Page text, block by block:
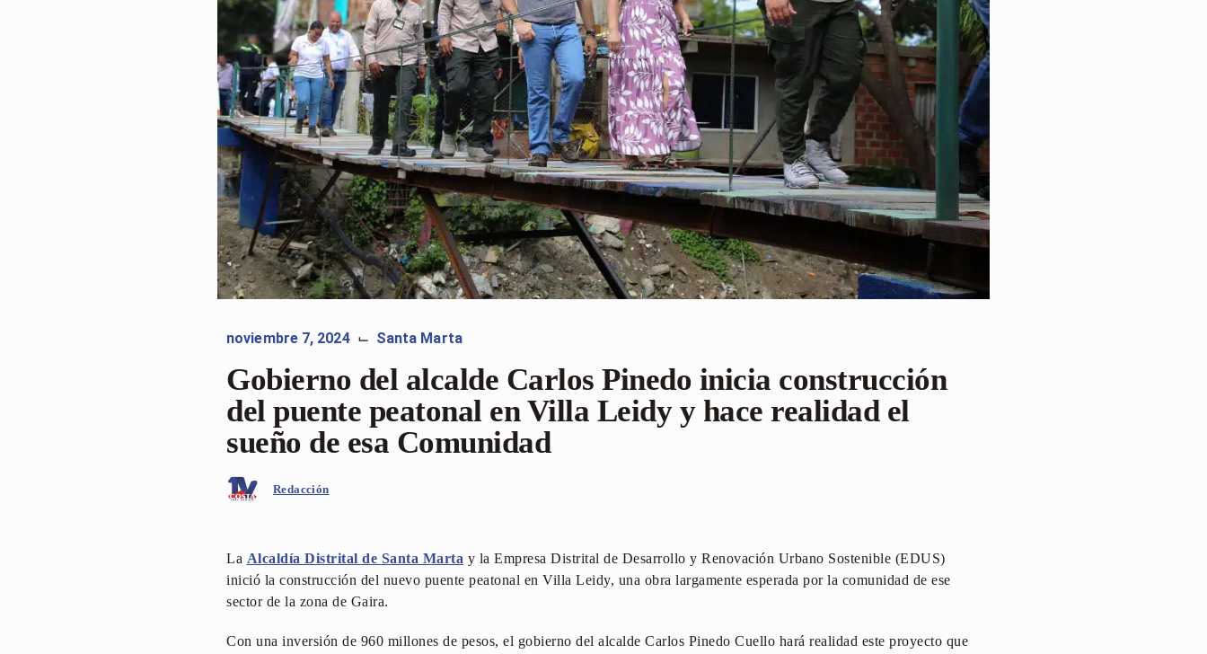
noviembre 7, 2024 ⌙ Santa Marta
Gobierno del alcalde Carlos Pinedo inicia construcción
del puente peatonal en Villa Leidy y hace realidad el
sueño de esa Comunidad
Redacción
La Alcaldía Distrital de Santa Marta y la Empresa Distrital de Desarrollo y Renovación Urbano Sostenible (EDUS)
inició la construcción del nuevo puente peatonal en Villa Leidy, una obra largamente esperada por la comunidad de ese
sector de la zona de Gaira.
Con una inversión de 960 millones de pesos, el gobierno del alcalde Carlos Pinedo Cuello hará realidad este proyecto que